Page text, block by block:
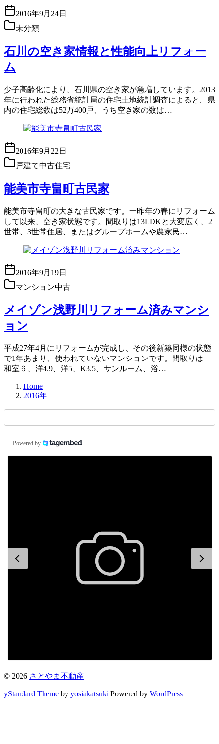
2016年9月24日
未分類
石川の空き家情報と性能向上リフォー
ム
少子高齢化により、石川県の空き家が急増しています。2013
年に行われた総務省統計局の住宅土地統計調査によると、県
内の住宅総数は52万400戸、うち空き家の数は…
2016年9月22日
戸建て中古住宅
能美市寺畠町古民家
能美市寺畠町の大きな古民家です。一昨年の春にリフォーム
して以来、空き家状態です。間取りは13LDKと大変広く、2
世帯、3世帯住居、またはグループホームや農家民…
2016年9月19日
マンション中古
メイゾン浅野川リフォーム済みマンシ
ョン
平成27年4月にリフォームが完成し、その後新築同様の状態
で1年あまり、使われていないマンションです。間取りは
和室６、洋4.9、洋5、K3.5、サンルーム、浴…
Home
2016年
Powered by
© 2026 さとやま不動産
yStandard Theme by yosiakatsuki Powered by WordPress